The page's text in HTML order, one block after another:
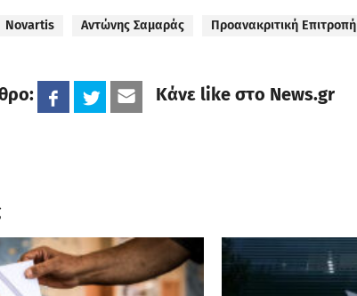
Novartis Αντώνης Σαμαράς Προανακριτική Επιτροπή
Κάνε like στο News.gr